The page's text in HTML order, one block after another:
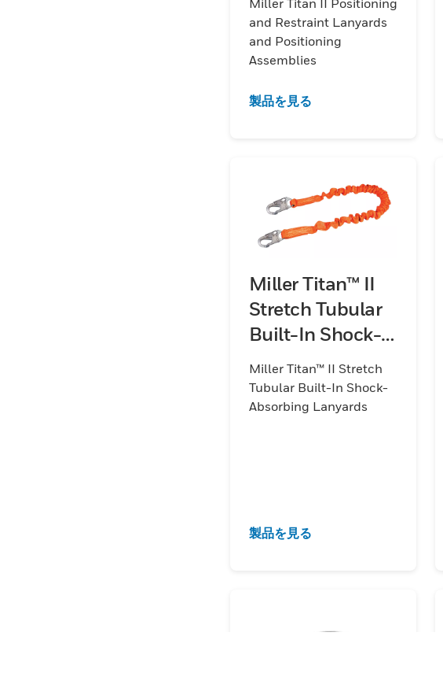
Positioning
Assemblies
Miller Titan II Positioning
and Restraint Lanyards
and Positioning
Assemblies
製品を見る
Miller Titan™ II
Stretch Tubular
Built-In Shock-
Absorbing
Lanyards, Retail
Miller Titan™ II Stretch
Tubular Built-In Shock-
Absorbing Lanyards
製品を見る